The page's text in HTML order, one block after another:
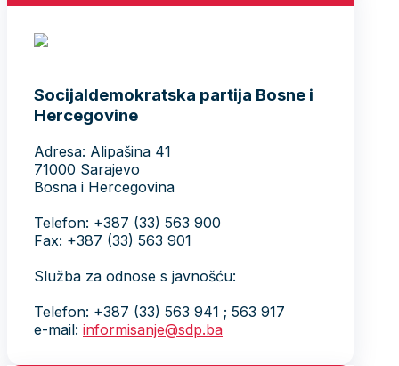
Socijaldemokratska partija Bosne i
Hercegovine
Adresa: Alipašina 41
71000 Sarajevo
Bosna i Hercegovina
Telefon: +387 (33) 563 900
Fax: +387 (33) 563 901
Služba za odnose s javnošću:
Telefon: +387 (33) 563 941 ; 563 917
e-mail: informisanje@sdp.ba